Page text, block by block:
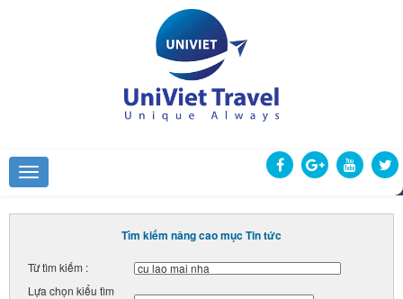
Tìm kiếm nâng cao mục Tin tức
Từ tìm kiếm :
Lựa chọn kiểu tìm